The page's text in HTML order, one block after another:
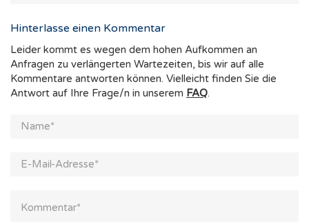
Hinterlasse einen Kommentar
Leider kommt es wegen dem hohen Aufkommen an
Anfragen zu verlängerten Wartezeiten, bis wir auf alle
Kommentare antworten können. Vielleicht finden Sie die
Antwort auf Ihre Frage/n in unserem FAQ.